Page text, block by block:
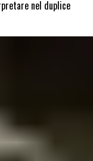
nel duplice